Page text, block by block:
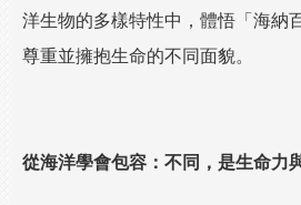
洋生物的多樣特性中，體悟「海納
尊重並擁抱生命的不同面貌。
從海洋學會包容：不同，是生命力